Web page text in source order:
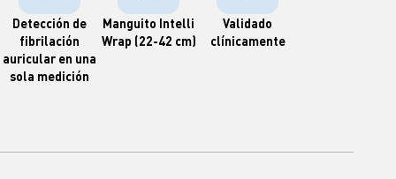
Detección de
fibrilación
auricular en una
sola medición
Manguito Intelli
Wrap (22-42 cm)
Validado
clínicamente